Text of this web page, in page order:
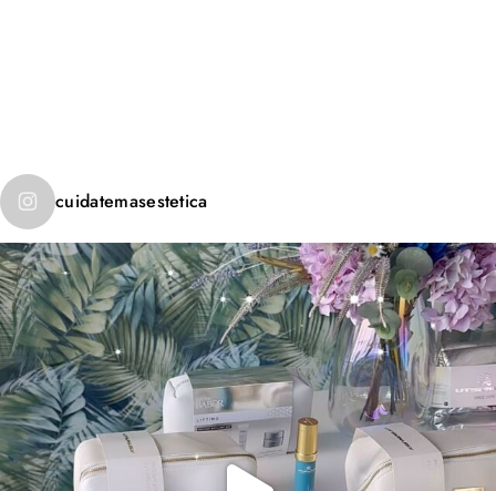
cuidatemasestetica